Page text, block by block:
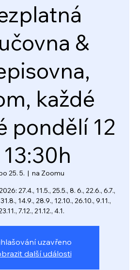
&
každé
pondělí 12
13:30h
25. 5.
  |
na Zoomu
27.4., 11.5., 25.5., 8. 6., 22.6., 6.7.,
14.9., 28.9., 12.10., 26.10., 9.11.,
7.12., 21.12., 4.1.
uzavřeno
další události